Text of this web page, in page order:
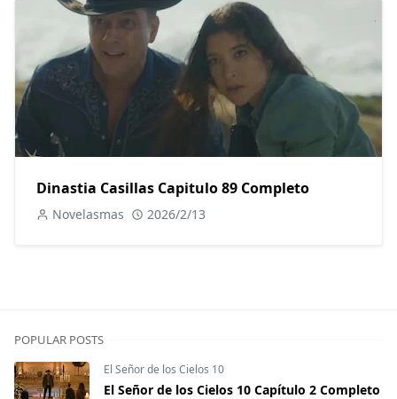
Dinastia Casillas Capitulo 89 Completo
Novelasmas 2026/2/13
POPULAR POSTS
El Señor de los Cielos 10
El Señor de los Cielos 10 Capítulo 2 Completo